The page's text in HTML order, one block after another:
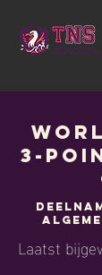
3-
Laatst